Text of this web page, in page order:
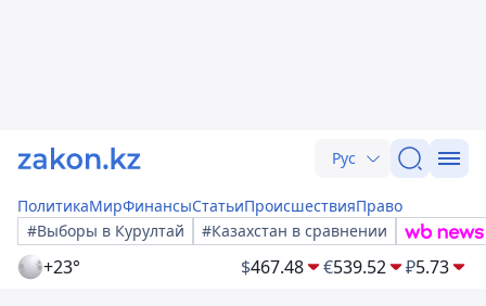
Рус
ПолитикаМирФинансыСтатьиПроисшествияПраво
#Выборы в Курултай
#Казахстан в сравнении
+23° $467.48 €539.52 ₽5.73